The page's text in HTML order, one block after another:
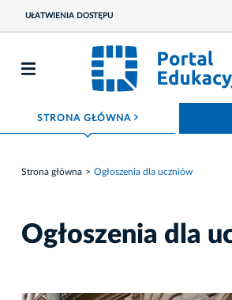
UŁATWIENIA DOSTĘPU
STRONA GŁÓWNA ROZWIŃ MENU
Strona główna Ogłoszenia dla uczniów
Ogłoszenia dla